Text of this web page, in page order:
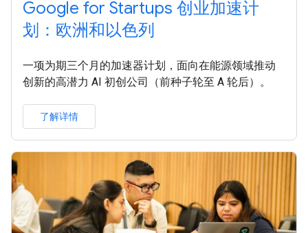
Google for Startups 创业加速计
划：欧洲和以色列
一项为期三个月的加速器计划，面向在能源领域推动
创新的高潜力 AI 初创公司（前种子轮至 A 轮后）。
了解详情